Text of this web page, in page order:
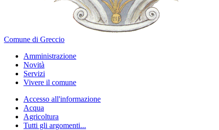
Comune di Greccio
Amministrazione
Novità
Servizi
Vivere il comune
Accesso all'informazione
Acqua
Agricoltura
Tutti gli argomenti...